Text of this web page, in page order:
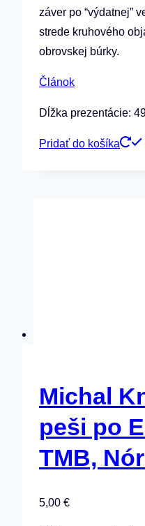
záver po “výdatnej”
strede kruhového
obrovskej búrky.
Článok
Dĺžka prezentácie:
Pridať do košíka
Michal
peši po
TMB,
5,00 €